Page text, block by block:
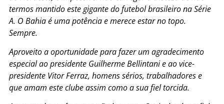
termos mantido este gigante do futebol brasileiro na Série
A. O Bahia é uma potência e merece estar no topo.
Sempre.
Aproveito a oportunidade para fazer um agradecimento
especial ao presidente Guilherme Bellintani e ao vice-
presidente Vitor Ferraz, homens sérios, trabalhadores e
que amam este clube assim como a sua fiel torcida.